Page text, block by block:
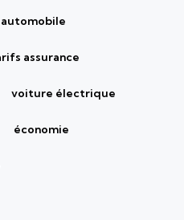
assurance
voiture électrique
économie